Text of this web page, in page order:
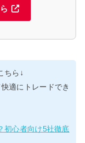
ちら↓
適にトレードでき
初心者向け5社徹底